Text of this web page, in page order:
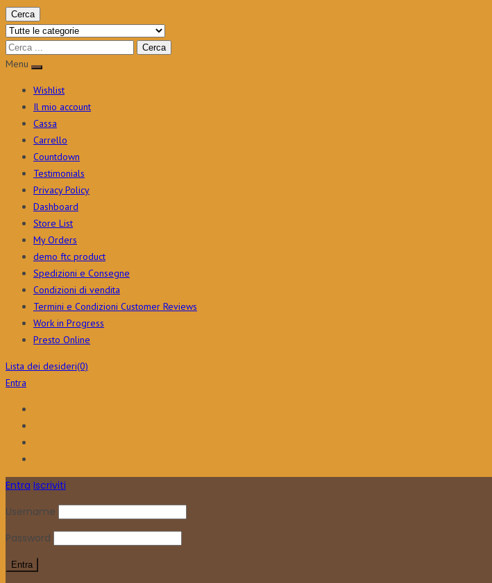
Cerca
Menu
Wishlist
Il mio account
Cassa
Carrello
Countdown
Testimonials
Privacy Policy
Dashboard
Store List
My Orders
demo ftc product
Spedizioni e Consegne
Condizioni di vendita
Termini e Condizioni Customer Reviews
Work in Progress
Presto Online
Lista dei desideri(0)
Entra
Entra Iscriviti
Username
Password